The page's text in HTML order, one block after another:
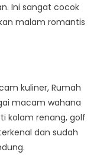
Ini sangat cocok
malam romantis
kuliner, Rumah
macam wahana
kolam renang, golf
dan sudah